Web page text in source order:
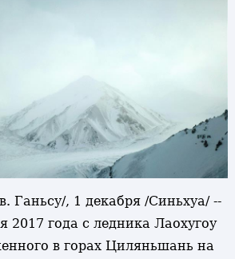
Ганьсу/, 1 декабря /Синьхуа/ --
2017 года с ледника Лаохугоу
в горах Циляньшань на